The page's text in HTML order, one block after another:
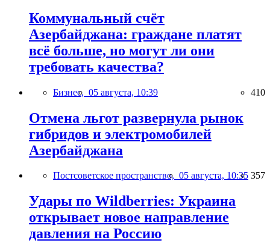
Коммунальный счёт
Азербайджана: граждане платят
всё больше, но могут ли они
требовать качества?
Бизнес, 05 августа, 10:39 410
Отмена льгот развернула рынок
гибридов и электромобилей
Азербайджана
Постсоветское пространство, 05 августа, 10:35 357
Удары по Wildberries: Украина
открывает новое направление
давления на Россию